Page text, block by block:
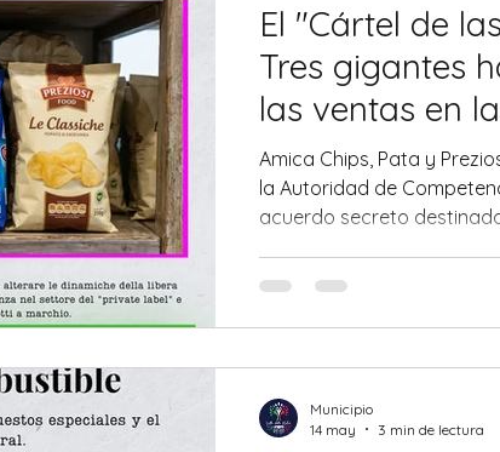
El "Cártel de
Tres gigantes
las ventas en
italianas
Amica Chips, Pata y
la Autoridad de
acuerdo secreto
Municipio
14 may
3 min de lectura